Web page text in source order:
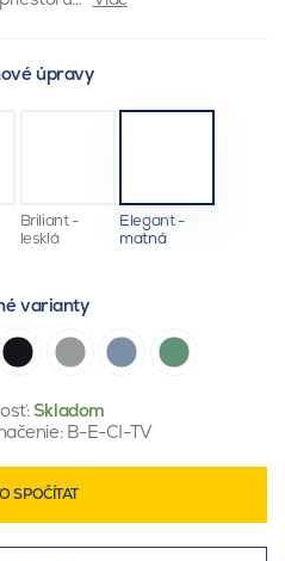
úpravy
Briliant -
lesklá
Elegant -
matná
varianty
Skladom
B-E-CI-TV
SPOČÍTAT